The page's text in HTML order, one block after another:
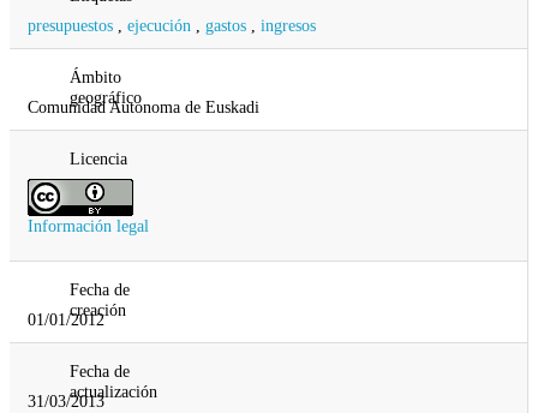
presupuestos
ejecución gastos ingresos
Ámbito
geográfico
Comunidad Autonoma de Euskadi
Licencia
Información legal
Fecha de
creación
01/01/2012
Fecha de
actualización
31/03/2013